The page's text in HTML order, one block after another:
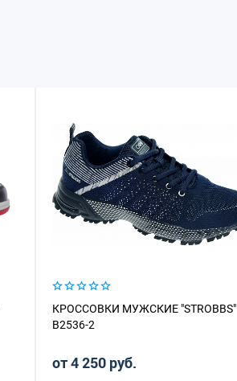
КРОССОВКИ МУЖСКИЕ "STROBBS"
B2536-2
от 4 250 руб.